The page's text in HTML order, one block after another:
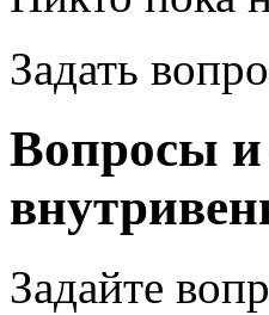
Задать
Вопросы и
Задайте